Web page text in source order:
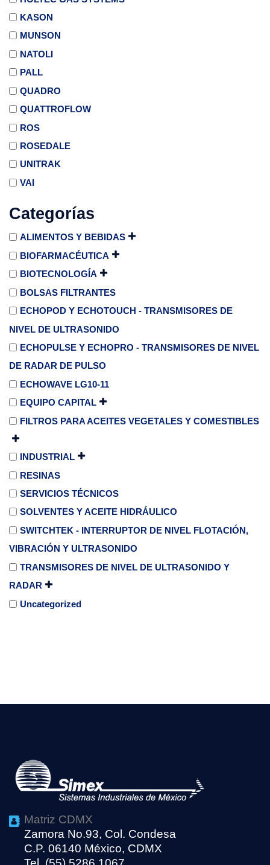
KASON
MUNSON
NATOLI
PALL
QUADRO
QUATTROFLOW
ROS
ROSEDALE
UNITRAK
VAI
Categorías
ALIMENTOS Y BEBIDAS
BIOFARMACÉUTICA
BIOTECNOLOGÍA
BOLSAS FILTRANTES
ECHOPOD Y ECHOTOUCH - TRANSMISORES DE
NIVEL DE ULTRASONIDO
ECHOPULSE Y ECHOPRO - TRANSMISORES DE NIVEL
DE RADAR DE PULSO
ECHOWAVE LG10-11
EQUIPO CAPITAL
FILTROS PARA ACEITES VEGETALES Y COMESTIBLES
INDUSTRIAL
RESINAS
SERVICIOS TÉCNICOS
SOLVENTES Y ACEITE HIDRÁULICO
SWITCHTEK - INTERRUPTOR DE NIVEL FLOTACIÓN,
VIBRACIÓN Y ULTRASONIDO
TRANSMISORES DE NIVEL DE ULTRASONIDO Y
RADAR
Uncategorized
Matriz CDMX
Zamora No.93, Col. Condesa
C.P. 06140 México, CDMX